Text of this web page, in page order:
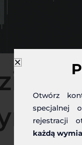
Otwórz
specjalnej
rejestracji
każdą